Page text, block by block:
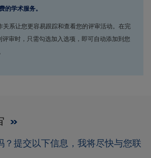
的学术服务。
系让您更容易跟踪和查看您的评审活动。在完
审时，只需勾选加入选项，即可自动添加到您
？提交以下信息，我将尽快与您联